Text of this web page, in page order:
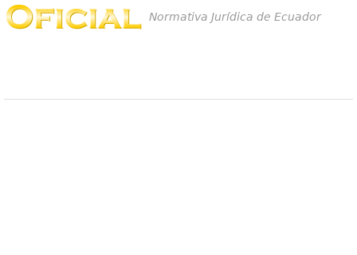
Normativa Jurídica de Ecuador